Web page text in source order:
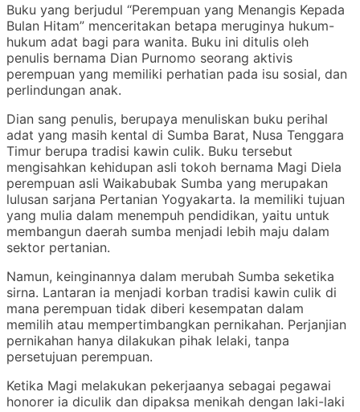
Buku yang berjudul “Perempuan yang Menangis Kepada
Bulan Hitam” menceritakan betapa meruginya hukum-
hukum adat bagi para wanita. Buku ini ditulis oleh
penulis bernama Dian Purnomo seorang aktivis
perempuan yang memiliki perhatian pada isu sosial, dan
perlindungan anak.
Dian sang penulis, berupaya menuliskan buku perihal
adat yang masih kental di Sumba Barat, Nusa Tenggara
Timur berupa tradisi kawin culik. Buku tersebut
mengisahkan kehidupan asli tokoh bernama Magi Diela
perempuan asli Waikabubak Sumba yang merupakan
lulusan sarjana Pertanian Yogyakarta. Ia memiliki tujuan
yang mulia dalam menempuh pendidikan, yaitu untuk
membangun daerah sumba menjadi lebih maju dalam
sektor pertanian.
Namun, keinginannya dalam merubah Sumba seketika
sirna. Lantaran ia menjadi korban tradisi kawin culik di
mana perempuan tidak diberi kesempatan dalam
memilih atau mempertimbangkan pernikahan. Perjanjian
pernikahan hanya dilakukan pihak lelaki, tanpa
persetujuan perempuan.
Ketika Magi melakukan pekerjaanya sebagai pegawai
honorer ia diculik dan dipaksa menikah dengan laki-laki